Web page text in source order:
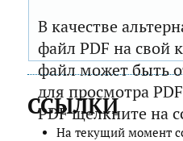
В качестве
файл PDF на свой
файл может быть
для просмотра
PDF щелкните на
ССЫЛКИ
На текущий момент